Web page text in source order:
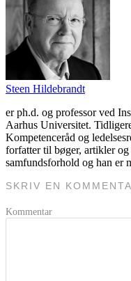
Steen Hildebrandt
er ph.d. og professor ved
Aarhus Universitet.
Kompetenceråd og
forfatter til bøger, artikler
samfundsforhold og han er
SKRIV EN
Kommentar